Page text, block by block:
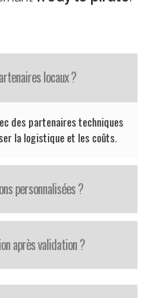
locaux ?
des partenaires techniques
la logistique et les coûts.
personnalisées ?
après validation ?